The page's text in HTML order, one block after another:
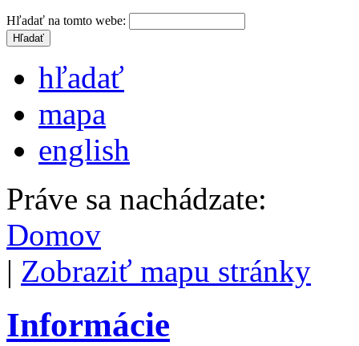
Hľadať na tomto webe:
hľadať
mapa
english
Práve sa nachádzate:
Domov
| Zobraziť mapu stránky
Informácie